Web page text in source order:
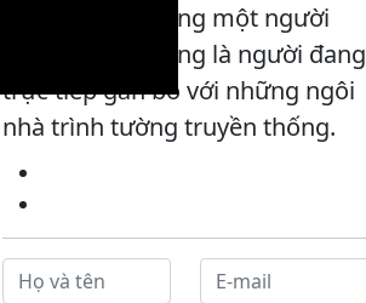
chị Vàng Thị Dòng một người
con của bản, cũng là người đang
trực tiếp gắn bó với những ngôi
nhà trình tường truyền thống.